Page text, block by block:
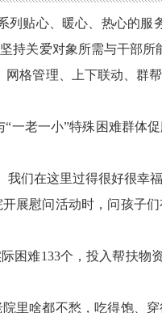
贴心、暖心、热心的服
持关爱对象所需与干部
格管理、上下联动、群
一老一小”特殊困难群体
们在这里过得很好很幸
展慰问活动时，问孩子
困难133个，投入帮扶物
里啥都不愁，吃得饱、